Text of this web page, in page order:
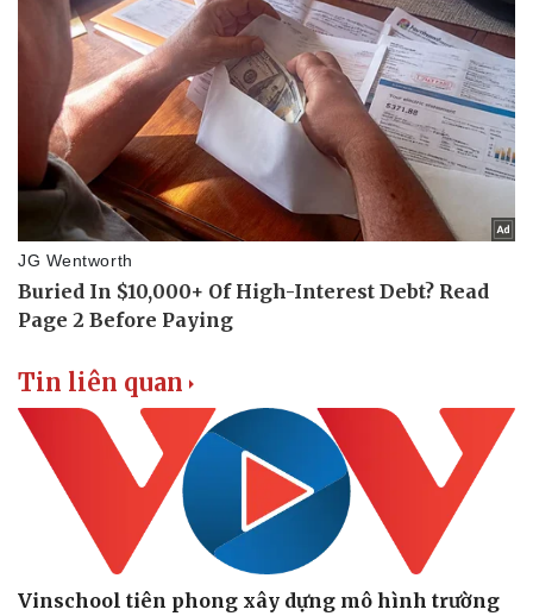
Tin liên quan
Vinschool tiên phong xây dựng mô hình trường